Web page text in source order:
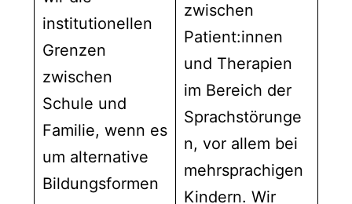
institutionellen
Grenzen
zwischen
Schule und
Familie, wenn es
um alternative
Bildungsformen
zwischen
Patient:innen
und Therapien
im Bereich der
Sprachstörunge
n, vor allem bei
mehrsprachigen
Kindern. Wir